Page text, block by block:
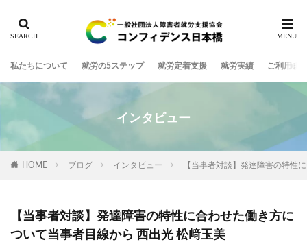
私たちについて 就労の5ステップ 就労定着支援 就労実績 ご利用ま
インタビュー
HOME ブログ インタビュー 【当事者対談】発達障害の特性
【当事者対談】発達障害の特性に合わせた働き方に
ついて当事者目線から 西出光 松﨑玉美